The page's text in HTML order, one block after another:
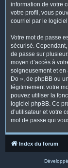
information de votre
votre profil, vous
courriel par le
Votre mot de passe
sécurisé.
de passe sur
moyen d’accès à
soigneusement et
Do », de phpBB ou
légitimement votre
pouvez utiliser la
logiciel phpBB. Ce
d’utilisateur et votre
mot de passe qui
Index du forum